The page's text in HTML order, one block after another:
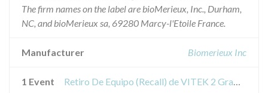
The firm names on the label are bioMerieux, Inc., Durham,
NC, and bioMerieux sa, 69280 Marcy-l'Etoile France.
Manufacturer Biomerieux Inc
1 Event Retiro De Equipo (Recall) de VITEK 2 Gram Negative Susceptibility Card, ASTGN22